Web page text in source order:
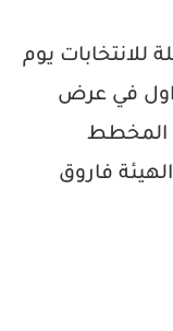
للانتخابات يوم
للتداول في عرض
المخطط
فاروق